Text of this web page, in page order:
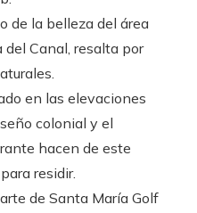
de la belleza del área
Canal, resalta por
en las elevaciones
colonial y el
hacen de este
residir.
de Santa María Golf